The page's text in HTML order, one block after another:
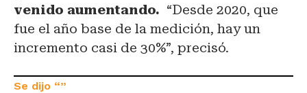
venido aumentando. “Desde 2020, que
fue el año base de la medición, hay un
incremento casi de 30%”, precisó.